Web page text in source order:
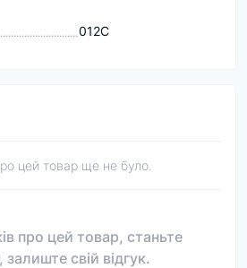
012C
цей товар ще не було.
про цей товар, станьте
свій відгук.